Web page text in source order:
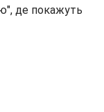
де покажуть